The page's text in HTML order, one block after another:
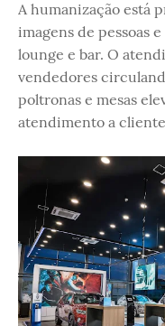
A humanização está
imagens de pessoas
lounge e bar. O
vendedores
poltronas e mesas
atendimento a